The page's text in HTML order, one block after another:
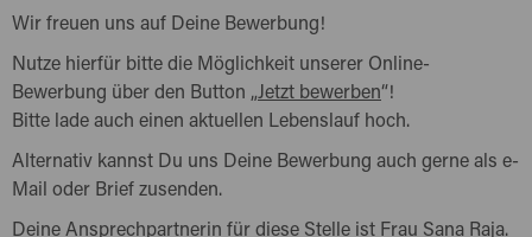
Wir freuen uns auf Deine Bewerbung!
Nutze hierfür bitte die Möglichkeit unserer Online-
Bewerbung über den Button „Jetzt bewerben“!
Bitte lade auch einen aktuellen Lebenslauf hoch.
Alternativ kannst Du uns Deine Bewerbung auch gerne als e-
Mail oder Brief zusenden.
Deine Ansprechpartnerin für diese Stelle ist Frau Sana Raja.